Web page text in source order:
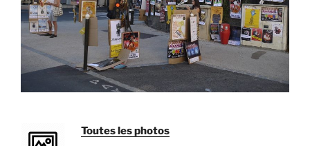
Toutes les photos